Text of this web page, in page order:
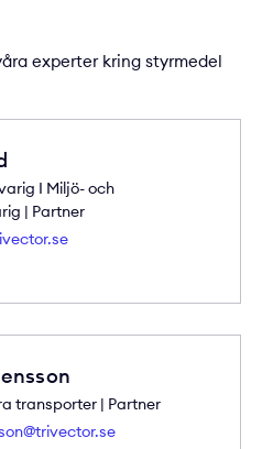
experter kring styrmedel
I Miljö- och
| Partner
transporter | Partner